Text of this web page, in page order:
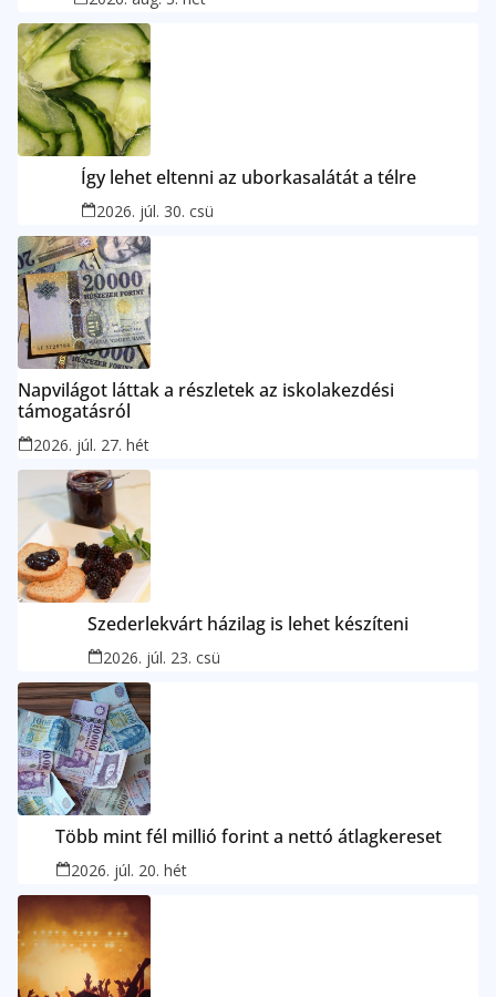
Így lehet eltenni az uborkasalátát a télre
2026. júl. 30. csü
Napvilágot láttak a részletek az iskolakezdési
támogatásról
2026. júl. 27. hét
Szederlekvárt házilag is lehet készíteni
2026. júl. 23. csü
Több mint fél millió forint a nettó átlagkereset
2026. júl. 20. hét